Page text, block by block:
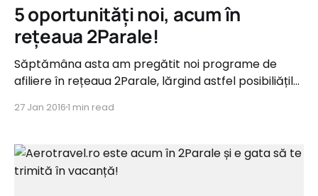
5 oportunități noi, acum în
rețeaua 2Parale!
Săptămâna asta am pregătit noi programe de
afiliere în rețeaua 2Parale, lărgind astfel posibiliățile
Challenge. Aceștia vin din categorii precum Copii,
de până la 20%. apiland.ro Tip campanie: Sale
Categorie: Pharma Comision: 10%
27 Jan 20161 min read